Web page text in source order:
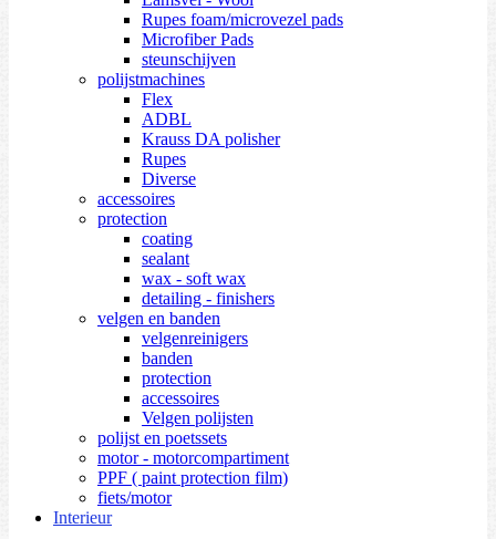
Rupes foam/microvezel pads
Microfiber Pads
steunschijven
polijstmachines
Flex
ADBL
Krauss DA polisher
Rupes
Diverse
accessoires
protection
coating
sealant
wax - soft wax
detailing - finishers
velgen en banden
velgenreinigers
banden
protection
accessoires
Velgen polijsten
polijst en poetssets
motor - motorcompartiment
PPF ( paint protection film)
fiets/motor
Interieur